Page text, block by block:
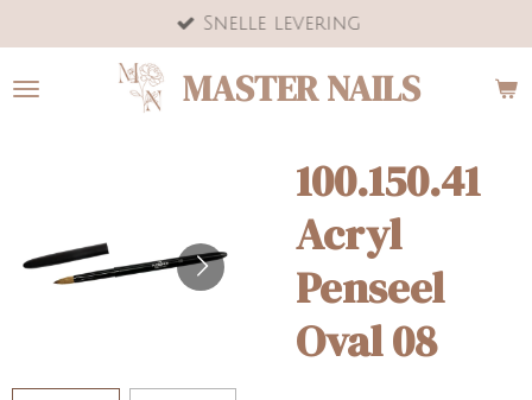
direct
naar
MASTER NAILS
Snelle levering
100.150.41
Acryl
Penseel
Oval 08